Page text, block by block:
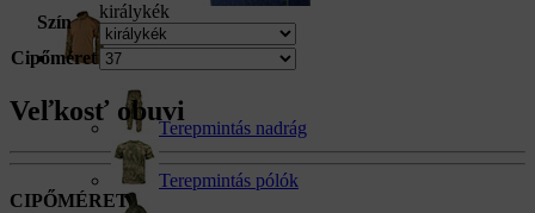
Terepmintás ruházat
Terepmintás nadrág
Terepmintás pólók
Szín
királykék
Cipőméret
Veľkosť obuvi
CIPŐMÉRET